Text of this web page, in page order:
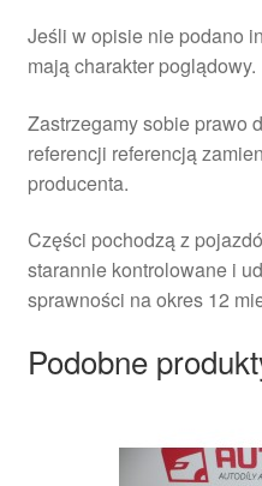
Jeśli w opisie nie podano
mają charakter poglądowy.
Zastrzegamy sobie prawo
referencji referencją
producenta.
Części pochodzą z
starannie kontrolowane i
sprawności na okres 12
Podobne